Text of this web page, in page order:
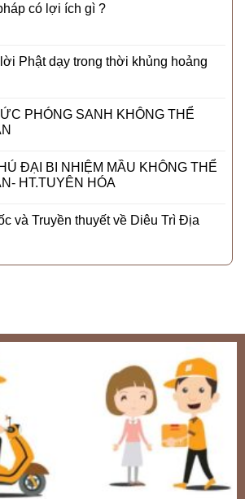
có lợi ích gì ?
Phật dạy trong thời khủng hoảng
PHÓNG SANH KHÔNG THỂ
ĐẠI BI NHIỆM MẦU KHÔNG THỂ
HT.TUYÊN HÓA
và Truyền thuyết về Diêu Trì Địa